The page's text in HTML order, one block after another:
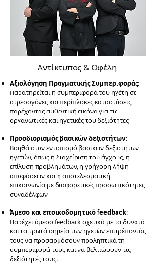
Αντίκτυπος & Οφέλη
Αξιολόγηση Πραγματικής Συμπεριφοράς:
Παρατηρείται η συμπεριφορά του ηγέτη σε
στρεσογόνες και περίπλοκες καταστάσεις,
παρέχοντας αυθεντική εικόνα για τις
οργανωτικές και ηγετικές του δεξιότητες
Προσδιορισμός βασικών δεξιοτήτων:
Βοηθά στον εντοπισμό βασικών δεξιοτήτων
ηγετών, όπως η διαχείριση του άγχους, η
επίλυση προβλημάτων, η γρήγορη λήψη
αποφάσεων και η αποτελεσματική
επικοινωνία με διαφορετικές προσωπικότητες
συναδέλφων
Άμεσο και εποικοδομητικό feedback:
Παρέχει άμεσο feedback σχετικά με τα δυνατά
και τα τρωτά σημεία των ηγετών επιτρέποντάς
τους να προσαρμόσουν προληπτικά τη
συμπεριφορά τους και να βελτιώσουν τις
δεξιότητές τους.